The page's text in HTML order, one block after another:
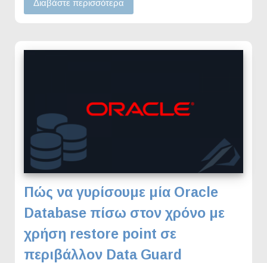
Διαβάστε περισσότερα
Πώς να γυρίσουμε μία Oracle
Database πίσω στον χρόνο με
χρήση restore point σε
περιβάλλον Data Guard